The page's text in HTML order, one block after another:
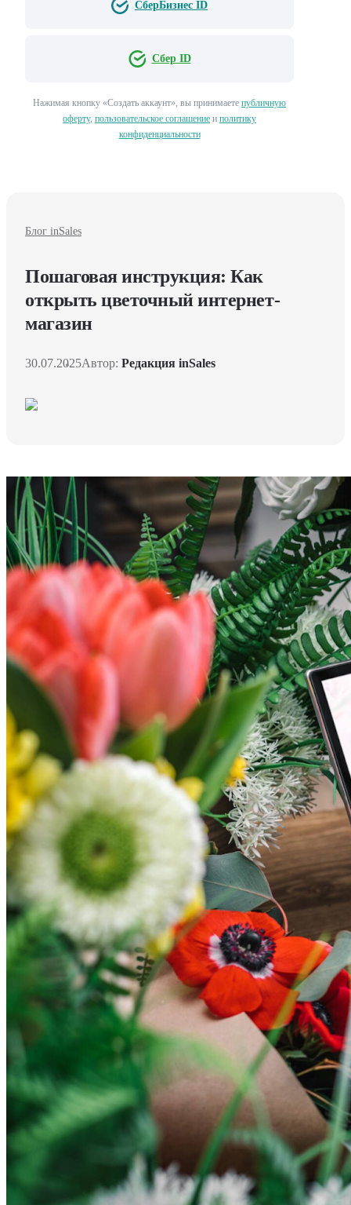
СберБизнес ID
Сбер ID
Нажимая кнопку «Создать аккаунт», вы принимаете публичную
оферту, пользовательское соглашение и политику
конфиденциальности
Блог inSales
Пошаговая инструкция: Как
открыть цветочный интернет-
магазин
30.07.2025Автор: Редакция inSales